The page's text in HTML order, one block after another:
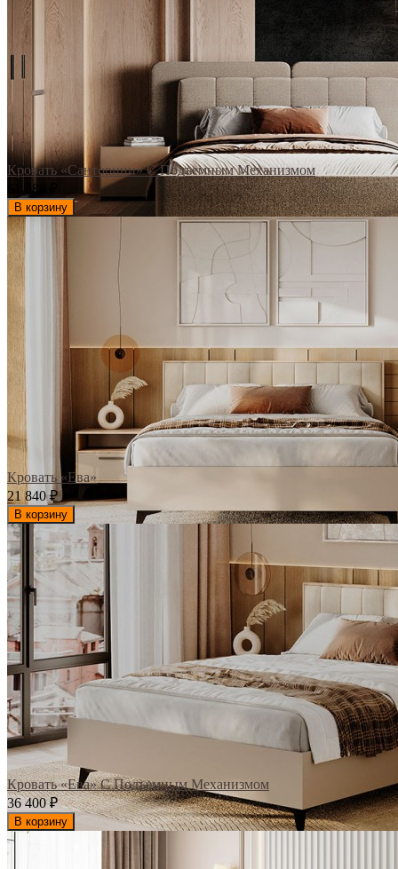
Кровать «Санторини» С Подъемным Механизмом
61 880
В корзину
Кровать «Ева»
21 840₽
В корзину
Кровать «Ева» С Подъемным Механизмом
36 400₽
В корзину